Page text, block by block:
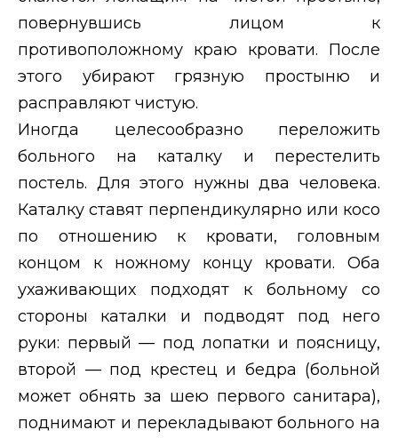
повернувшись лицом к
противоположному краю кровати. После
этого убирают грязную простыню и
расправляют чистую.
Иногда целесообразно переложить
больного на каталку и перестелить
постель. Для этого нужны два человека.
Каталку ставят перпендикулярно или косо
по отношению к кровати, головным
концом к ножному концу кровати. Оба
ухаживающих подходят к больному со
стороны каталки и подводят под него
руки: первый — под лопатки и поясницу,
второй — под крестец и бедра (больной
может обнять за шею первого санитара),
поднимают и перекладывают больного на